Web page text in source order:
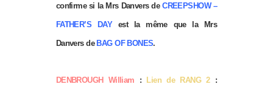
confirme si la Mrs Danvers deCREEPSHOW –
FATHER’S DAYest la même que la Mrs
Danvers de BAG OF BONES.
DENBROUGH William : Lien de RANG 2: